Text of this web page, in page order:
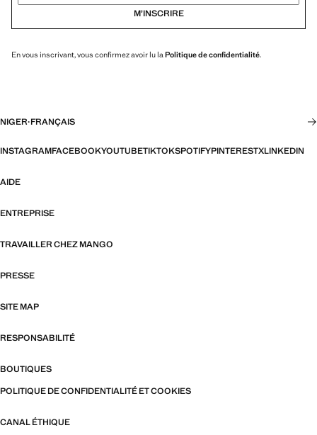
M’INSCRIRE
En vous inscrivant, vous confirmez avoir lu la Politique de confidentialité.
NIGER·FRANÇAIS
INSTAGRAMFACEBOOKYOUTUBETIKTOKSPOTIFYPINTERESTXLINKEDIN
AIDE
ENTREPRISE
TRAVAILLER CHEZ MANGO
PRESSE
SITE MAP
RESPONSABILITÉ
BOUTIQUES
POLITIQUE DE CONFIDENTIALITÉ ET COOKIES
CANAL ÉTHIQUE